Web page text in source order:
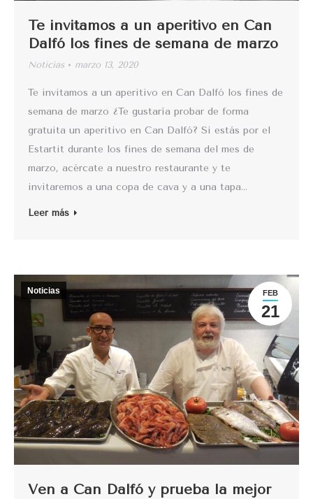
Te invitamos a un aperitivo en Can
Dalfó los fines de semana de marzo
Noticias marzo 13, 2020
Te invitamos a un aperitivo en Can Dalfó los fines de
semana de marzo ¿Te gustaría probar de forma
gratuita un aperitivo en Can Dalfó? Si estás por el
Estartit durante los fines de semana del mes de
marzo, acércate a nuestro restaurante y te
invitaremos a una copa de cava y a una tapa…
Leer más
FEB
21
Noticias
Ven a Can Dalfó y prueba la mejor